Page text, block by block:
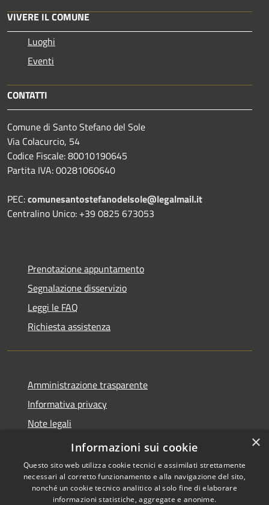
VIVERE IL COMUNE
Luoghi
Eventi
CONTATTI
Comune di Santo Stefano del Sole
Via Colacurcio, 54
Codice Fiscale: 80010190645
Partita IVA: 00281060640
PEC:comunesantostefanodelsole@legalmail.it
Centralino Unico: +39 0825 673053
Prenotazione appuntamento
Segnalazione disservizio
Leggi le FAQ
Richiesta assistenza
Amministrazione trasparente
Informativa privacy
Note legali
Dichiarazione di accessibilità
×
Informazioni sui cookie
Questo sito web utilizza cookie tecnici e assimilati strettamente
necessari al corretto funzionamento e alla navigazione del sito,
nonché un cookie tecnico analitico al solo fine di elaborare
informazioni statistiche, aggregate e anonime.